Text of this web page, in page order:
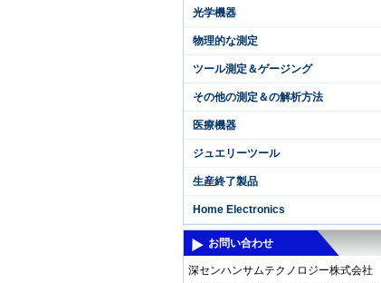
光学機器
物理的な測定
ツール測定＆ゲージング
その他の測定＆の解析方法
医療機器
ジュエリーツール
生産終了製品
Home Electronics
お問い合わせ
深センハンサムテクノロジー株式会社